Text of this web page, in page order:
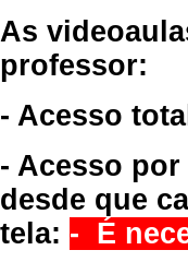
As
professor:
- Acesso
- Acesso
desde que
tela: - É